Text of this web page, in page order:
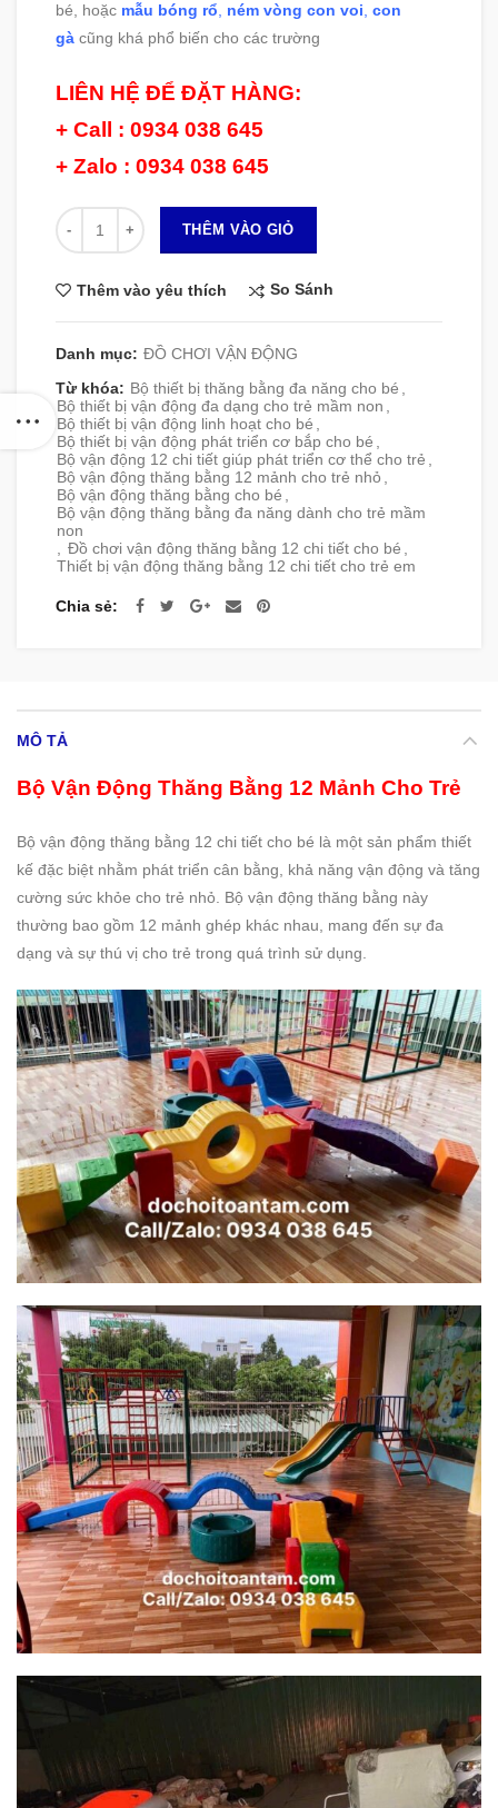
bé, hoặc mẫu bóng rổ, ném vòng con voi, con
gà cũng khá phổ biến cho các trường
LIÊN HỆ ĐỂ ĐẶT HÀNG:
+ Call : 0934 038 645
+ Zalo : 0934 038 645
Số lượng
THÊM VÀO GIỎ
Thêm vào yêu thích So Sánh
Danh mục: ĐỒ CHƠI VẬN ĐỘNG
Từ khóa: Bộ thiết bị thăng bằng đa năng cho bé
Bộ thiết bị vận động đa dạng cho trẻ mầm non
Bộ thiết bị vận động linh hoạt cho bé
Bộ thiết bị vận động phát triển cơ bắp cho bé
Bộ vận động 12 chi tiết giúp phát triển cơ thể cho trẻ
Bộ vận động thăng bằng 12 mảnh cho trẻ nhỏ
Bộ vận động thăng bằng cho bé
Bộ vận động thăng bằng đa năng dành cho trẻ mầm
non
Đồ chơi vận động thăng bằng 12 chi tiết cho bé
Thiết bị vận động thăng bằng 12 chi tiết cho trẻ em
Chia sẻ
MÔ TẢ
Bộ Vận Động Thăng Bằng 12 Mảnh Cho Trẻ
Bộ vận động thăng bằng 12 chi tiết cho bé là một sản phẩm thiết
kế đặc biệt nhằm phát triển cân bằng, khả năng vận động và tăng
cường sức khỏe cho trẻ nhỏ. Bộ vận động thăng bằng này
thường bao gồm 12 mảnh ghép khác nhau, mang đến sự đa
dạng và sự thú vị cho trẻ trong quá trình sử dụng.